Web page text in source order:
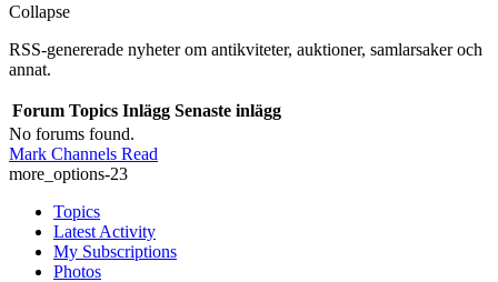
Collapse
RSS-genererade nyheter om antikviteter, auktioner, samlarsaker och
annat.
Forum Topics Inlägg Senaste inlägg
No forums found.
Mark Channels Read
more_options-23
Topics
Latest Activity
My Subscriptions
Photos